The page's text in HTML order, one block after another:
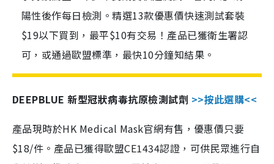
陽性後作每日檢測。精選13款優惠價快速測試套裝
$19以下買到，最平$10有交易！產品已獲衛生署認
可，或通過歐盟標準，最快10分鐘知結果。
DEEPBLUE 新型冠狀病毒抗原檢測試劑 >>按此選購<<
產品現時於HK Medical Mask官網有售，優惠價只要
$18/件。產品已獲得歐盟CE1434認證，可供民眾進行自